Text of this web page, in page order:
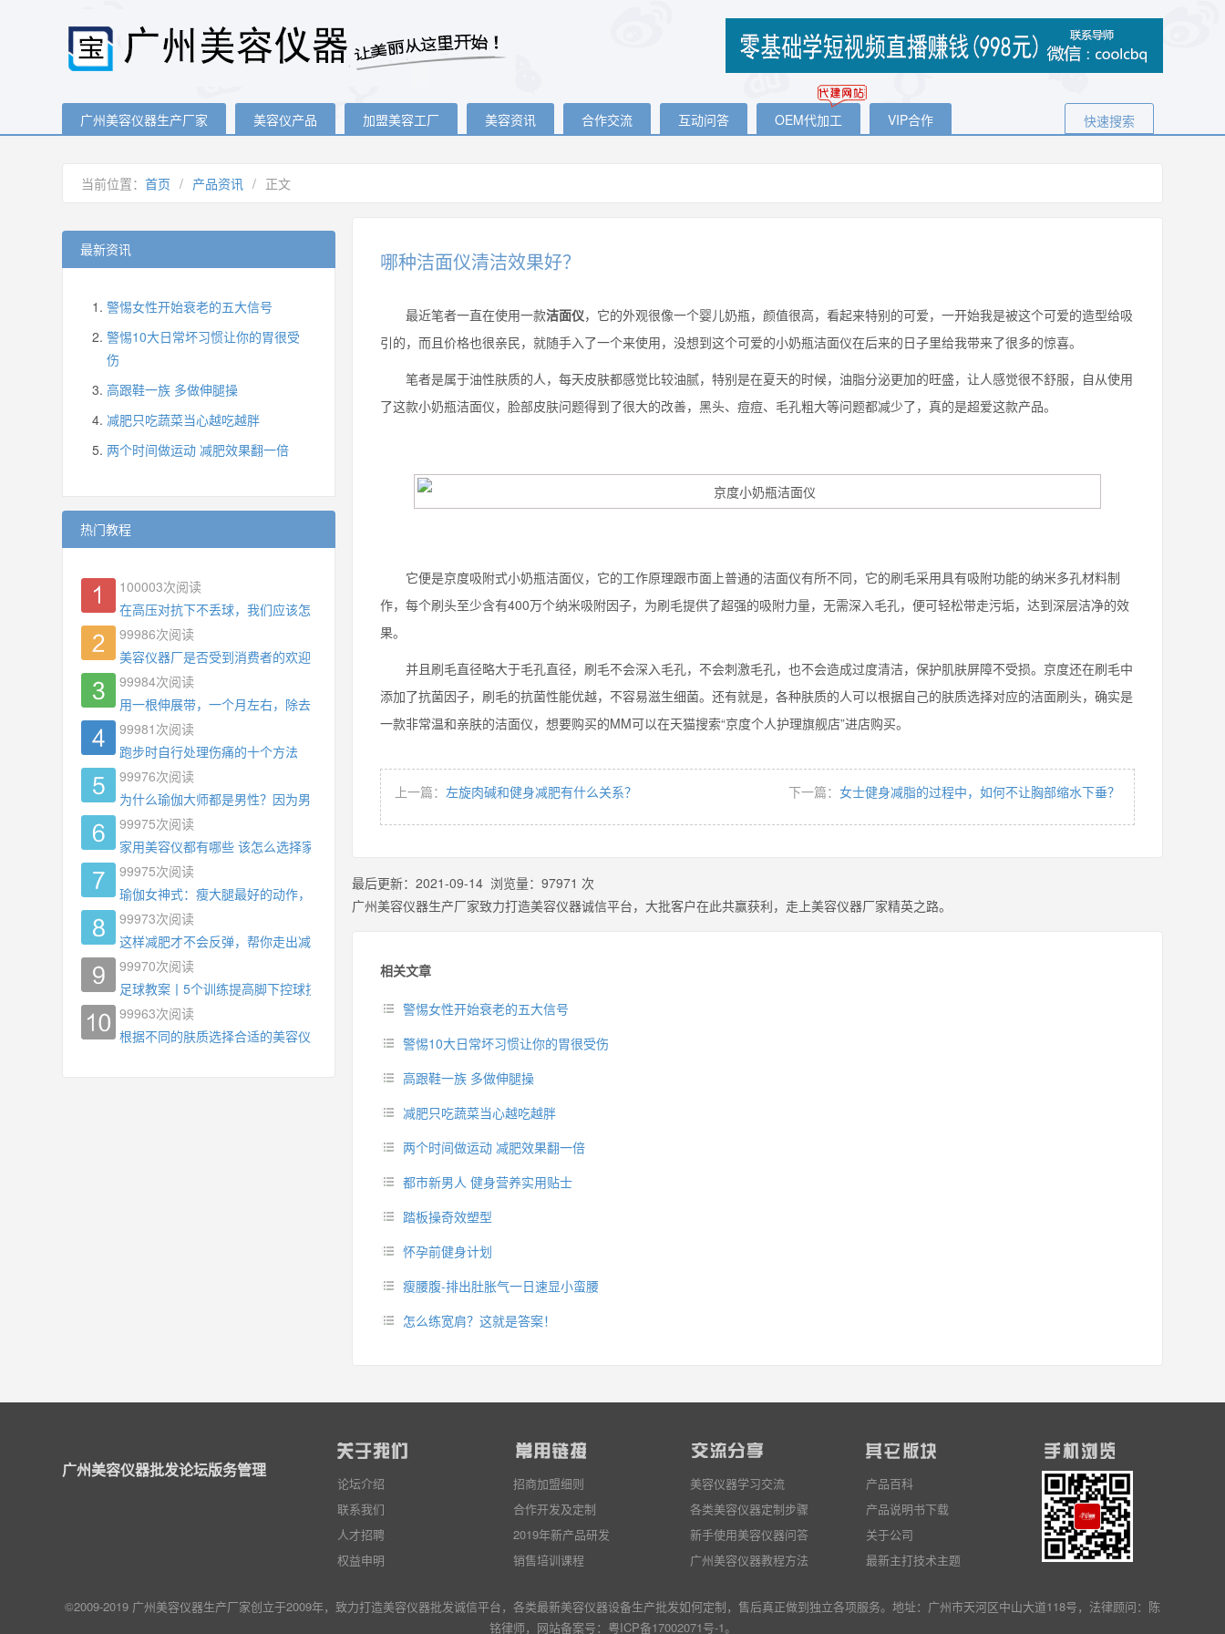
广州美容仪器生产厂家 美容仪产品 加盟美容工厂 美容资讯 合作交流 互动问答 OEM代加工 VIP合作 快速搜索
当前位置： 首页 / 产品资讯 / 正文
哪种洁面仪清洁效果好？
最近笔者一直在使用一款洁面仪，它的外观很像一个婴儿奶瓶，颜值很高，看起来特别的可爱，一开始我是被这个可爱的造型给吸
引的，而且价格也很亲民，就随手入了一个来使用，没想到这个可爱的小奶瓶洁面仪在后来的日子里给我带来了很多的惊喜。
笔者是属于油性肤质的人，每天皮肤都感觉比较油腻，特别是在夏天的时候，油脂分泌更加的旺盛，让人感觉很不舒服，自从使用
了这款小奶瓶洁面仪，脸部皮肤问题得到了很大的改善，黑头、痘痘、毛孔粗大等问题都减少了，真的是超爱这款产品。
它便是京度吸附式小奶瓶洁面仪，它的工作原理跟市面上普通的洁面仪有所不同，它的刷毛采用具有吸附功能的纳米多孔材料制
作，每个刷头至少含有400万个纳米吸附因子，为刷毛提供了超强的吸附力量，无需深入毛孔，便可轻松带走污垢，达到深层洁净的效
果。
并且刷毛直径略大于毛孔直径，刷毛不会深入毛孔，不会刺激毛孔，也不会造成过度清洁，保护肌肤屏障不受损。京度还在刷毛中
添加了抗菌因子，刷毛的抗菌性能优越，不容易滋生细菌。还有就是，各种肤质的人可以根据自己的肤质选择对应的洁面刷头，确实是
一款非常温和亲肤的洁面仪，想要购买的MM可以在天猫搜索“京度个人护理旗舰店”进店购买。
上一篇： 左旋肉碱和健身减肥有什么关系？ 下一篇： 女士健身减脂的过程中，如何不让胸部缩水下垂？
最后更新： 2021-09-14 浏览量： 97971 次
广州美容仪器生产厂家致力打造美容仪器诚信平台，大批客户在此共赢获利，走上美容仪器厂家精英之路。
相关文章
警惕女性开始衰老的五大信号
警惕10大日常坏习惯让你的胃很受伤
高跟鞋一族 多做伸腿操
减肥只吃蔬菜当心越吃越胖
两个时间做运动 减肥效果翻一倍
都市新男人 健身营养实用贴士
踏板操奇效塑型
怀孕前健身计划
瘦腰腹-排出肚胀气一日速显小蛮腰
怎么练宽肩？这就是答案！
最新资讯
警惕女性开始衰老的五大信号
警惕10大日常坏习惯让你的胃很受
伤
高跟鞋一族 多做伸腿操
减肥只吃蔬菜当心越吃越胖
两个时间做运动 减肥效果翻一倍
热门教程
100003次阅读
在高压对抗下不丢球，我们应该怎么练?
99986次阅读
美容仪器厂是否受到消费者的欢迎
99984次阅读
用一根伸展带，一个月左右，除去了手臂拜拜肉，背也变薄了
99981 次阅读
跑步时自行处理伤痛的十个方法
99976次阅读
为什么瑜伽大师都是男性？因为男权，让女性失去同等的机会
99975次阅读
家用美容仪都有哪些 该怎么选择家用美容仪
99975次阅读
瑜伽女神式：瘦大腿最好的动作，没有之一，为什么你练了没效果？
99973次阅读
这样减肥才不会反弹，帮你走出减肥瓶颈
99970次阅读
足球教案丨5个训练提高脚下控球技术
99963次阅读
根据不同的肤质选择合适的美容仪器
广州美容仪器批发论坛版务管理
论坛介绍
联系我们
人才招聘
权益申明
招商加盟细则
合作开发及定制
2019年新产品研发
销售培训课程
美容仪器学习交流
各类美容仪器定制步骤
新手使用美容仪器问答
广州美容仪器教程方法
产品百科
产品说明书下载
关于公司
最新主打技术主题
©2009-2019 广州美容仪器生产厂家创立于2009年，致力打造美容仪器批发诚信平台，各类最新美容仪器设备生产批发如何定制，售后真正做到独立各项服务。地址：广州市天河区中山大道118号，法律顾问：陈
铭律师，网站备案号： 粤ICP备17002071号-1。